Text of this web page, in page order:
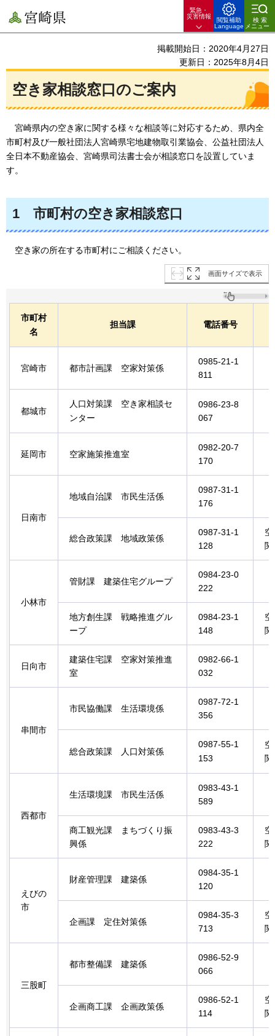
宮崎県
緊急・
災害情報
閲覧補助
Language
検索
メニュー
掲載開始日：2020年4月27日
更新日：2025年8月4日
空き家相談窓口のご案内
宮崎県内の空き家に関する様々な相談等に対応するため、県内全
市町村及び一般社団法人宮崎県宅地建物取引業協会、公益社団法人
全日本不動産協会、宮崎県司法書士会が相談窓口を設置していま
す。
1 市町村の空き家相談窓口
空き家の所在する市町村にご相談ください。
画面サイズで表示
市町村
名
担当課 電話番号
宮崎市 都市計画課 空家対策係
0985-21-1
811
都城市
人口対策課 空き家相談セ
ンター
0986-23-8
067
延岡市 空家施策推進室
0982-20-7
170
日南市
地域自治課 市民生活係
0987-31-1
176
総合政策課 地域政策係
0987-31-1
128
小林市
管財課 建築住宅グループ
0984-23-0
222
地方創生課 戦略推進グル
ープ
0984-23-1
148
日向市
建築住宅課 空家対策推進
室
0982-66-1
032
串間市
市民協働課 生活環境係
0987-72-1
356
総合政策課 人 口対策係
0987-55-1
153
西都市
生活環境課 市民生活係
0983-43-1
589
商工観光課 ま ちづくり振
興係
0983-43-3
222
えびの
市
財産管理課 建築係
0984-35-1
120
企画課 定住対策係
0984-35-3
713
三股町
都市整備課 建築係
0986-52-9
066
企画商工課 企画政策係
0986-52-1
114